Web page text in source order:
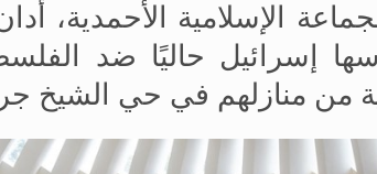
الإسلامية الأحمدية،
إسرائيل حاليًا ضد
من منازلهم في حي الشيخ